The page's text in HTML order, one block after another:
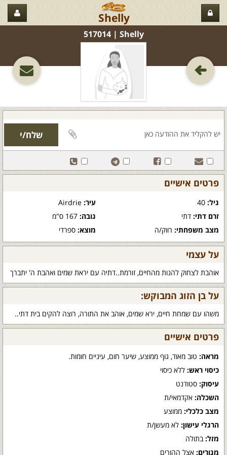
Shelly
Shelly‏ | 517014
פרטים אישיים
גיל: עיר:Airdrie
זרם דתי: דתי גובה:167 ס"מ
מצב משפחתי: רווק/ה מוצא:ספרדי
על עצמי
אוהבת לצחוק להנות מהחיים, זורמת..דתיה עם יראת שמים ואהבת ה' יתברך
על בן הזוג המבוקש:
משהו עם שמחת חיים, ירא שמים, אוהב את התורה, רוצה להקים בית דתי..
פרטים אישיים
מראה: טוב מאוד, גוף ממוצע, שיער חום, עיניים חומות.
כיסוי ראש: ללא כיסוי
עיסוק: סטודנט
השכלה: אקדמאי/ת
מצב כלכלי: ממוצע
הרגלי עישון: לא מעשן/ת
מזל: בתולה
מגורים: אצל ההורים